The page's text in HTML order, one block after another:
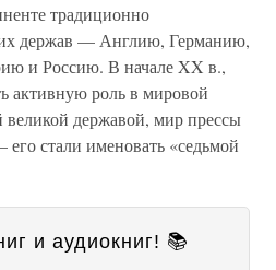
традиционно
держав — Англию, Германию,
и Россию. В начале XX в.,
активную роль в мировой
великой державой, мир прессы
стали именовать «седьмой
и аудиокниг! 📚